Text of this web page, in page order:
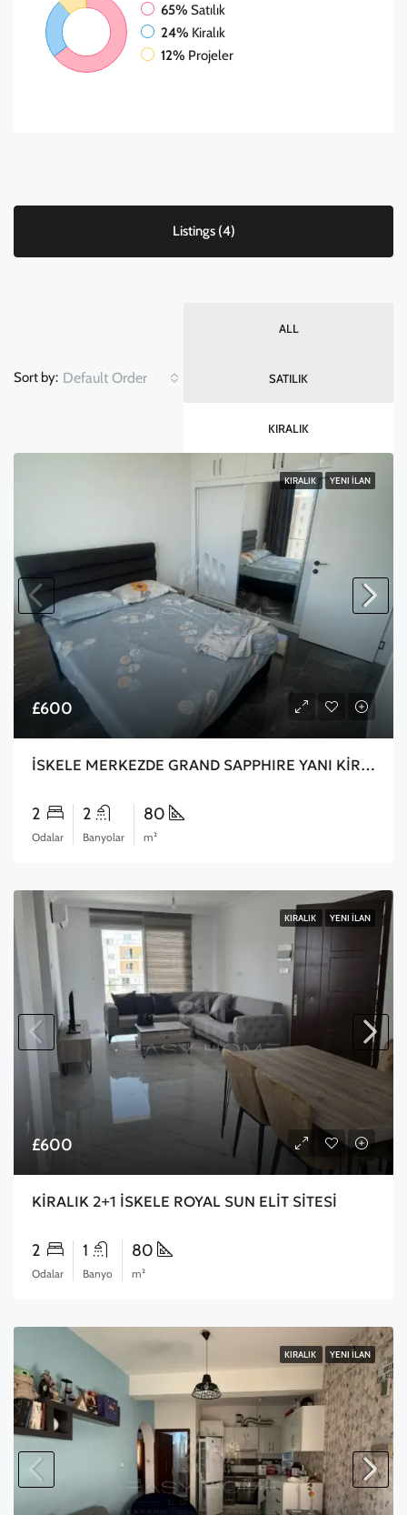
65% Satılık
24% Kiralık
12% Projeler
Listings (4)
ALL
SATILIK
KIRALIK
Sort by: Default Order
KIRALIK YENI İLAN
£600
İSKELE MERKEZDE GRAND SAPPHIRE YANI KİRALIK DAİRE
2
Odalar
2
Banyolar
80
m²
KIRALIK YENI İLAN
£600
KİRALIK 2+1 İSKELE ROYAL SUN ELİT SİTESİ
2
Odalar
1
Banyo
80
m²
KIRALIK YENI İLAN